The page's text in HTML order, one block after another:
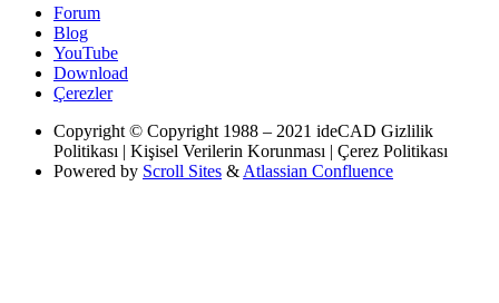
Forum
Blog
YouTube
Download
Çerezler
Copyright © Copyright 1988 – 2021 ideCAD Gizlilik
Politikası | Kişisel Verilerin Korunması | Çerez Politikası
Powered by Scroll Sites &Atlassian Confluence